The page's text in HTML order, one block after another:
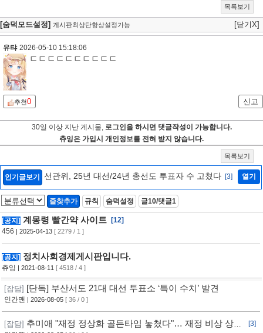
목록보기
[숨덕모드설정] 게시판최상단항상설정가능 [닫기X]
유탸 2026-05-10 15:18:06
ㄷㄷㄷㄷㄷㄷㄷㄷㄷㄷ
추천0 신고
30일 이상 지난 게시물, 로그인을 하시면 댓글작성이 가능합니다.
츄잉은 가입시 개인정보를 전혀 받지 않습니다.
목록보기
인기글보기 선관위, 25년 대선/24년 총선도 투표자 수 고쳤다 [3] 열기
즐찾추가 규칙 숨덕설정 글10/댓글1
[공지] 계몽령 빨간약 사이트
[12]
456 | 2025-04-13 [ 2279 / 1 ]
[공지] 정치사회경제게시판입니다.
츄잉 | 2021-08-11 [ 4518 / 4 ]
[잡담] [단독] 부산서도 21대 대선 투표소 ‘특이 수치’ 발견
인간맨 | 2026-08-05 [ 36 / 0 ]
[잡담] 추미애 "재정 정상화 골든타임 놓쳤다"… 재정 비상 상황
[3]